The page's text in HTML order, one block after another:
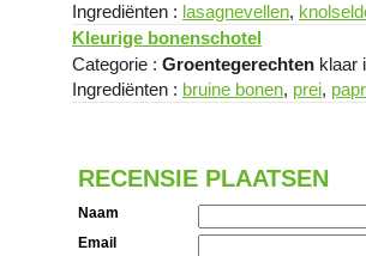
Ingrediënten : lasagnevellen,
Kleurige bonenschotel
Categorie : Groentegerechten klaar
Ingrediënten : bruine bonen, prei,
RECENSIE PLAATSEN
Naam
Email